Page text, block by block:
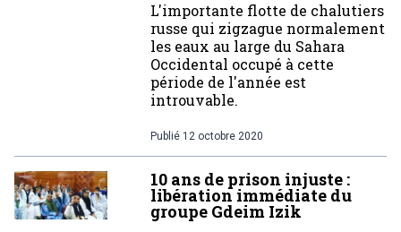
L'importante flotte de chalutiers
russe qui zigzague normalement
les eaux au large du Sahara
Occidental occupé à cette
période de l'année est
introuvable.
Publié 12 octobre 2020
10 ans de prison injuste :
libération immédiate du
groupe Gdeim Izik